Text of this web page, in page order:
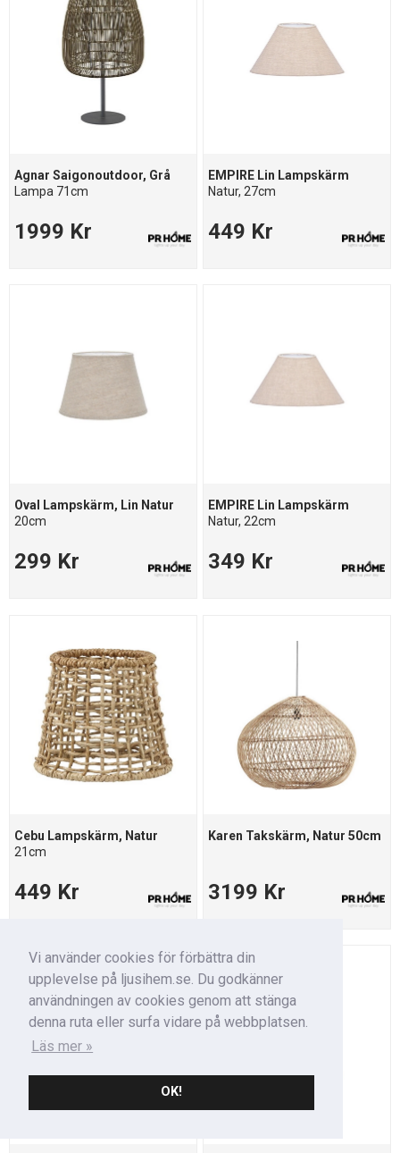
Vi använder cookies för förbättra din
upplevelse på ljusihem.se. Du godkänner
användningen av cookies genom att stänga
denna ruta eller surfa vidare på webbplatsen.
Läs mer »
OK!
Agnar Saigonoutdoor, Grå
Lampa 71cm
1999 Kr
EMPIRE Lin Lampskärm
Natur, 27cm
449 Kr
Oval Lampskärm, Lin Natur
20cm
299 Kr
EMPIRE Lin Lampskärm
Natur, 22cm
349 Kr
Cebu Lampskärm, Natur
21cm
449 Kr
Karen Takskärm, Natur 50cm
3199 Kr